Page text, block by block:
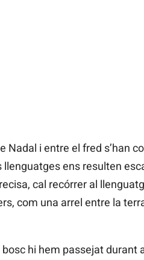
i entre el fred s’han
ens resulten
cal recórrer al
com una arrel entre la
hi hem passejat